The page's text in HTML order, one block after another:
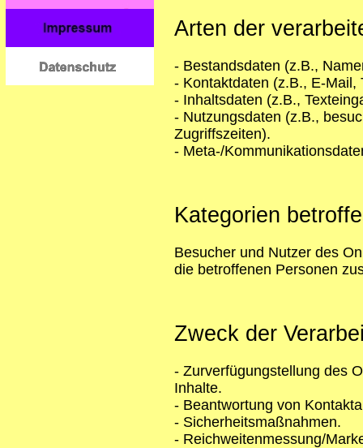
Arten der
- Bestandsdaten (z.B.,
- Kontaktdaten (z.B., E-Mail,
- Inhaltsdaten (z.B.,
- Nutzungsdaten (z.B.,
Zugriffszeiten).
- Meta-/
Kategorien
Besucher und Nutzer des
die betroffenen Personen
Zweck der
- Zurverfügungstellung des
Inhalte.
- Beantwortung von
- Sicherheitsmaßnahmen.
- Reichweitenmessung/